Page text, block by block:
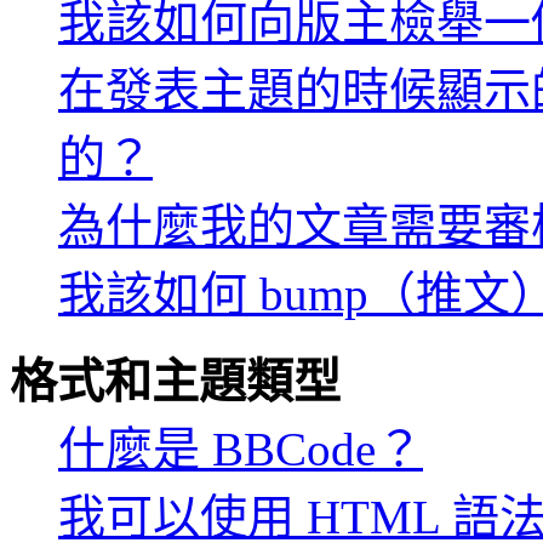
我該如何向版主檢舉
在發表主題的時候顯
的？
為什麼我的文章需要
我該如何 bump（推文
格式和主題類型
什麼是 BBCode？
我可以使用 HTML 語